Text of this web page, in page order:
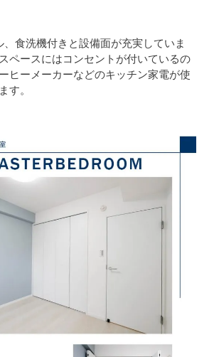
食洗機付きと設備面が充実していま
ペースにはコンセントが付いているの
ヒーメーカーなどのキッチン家電が使
す。